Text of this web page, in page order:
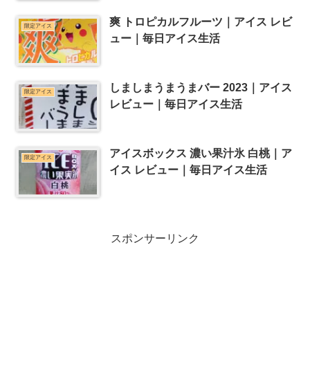
限定アイス
爽 トロピカルフルーツ｜アイス レビ
ュー｜毎日アイス生活
限定アイス
しましまうまうまバー 2023｜アイス
レビュー｜毎日アイス生活
限定アイス
アイスボックス 濃い果汁氷 白桃｜ア
イス レビュー｜毎日アイス生活
スポンサーリンク